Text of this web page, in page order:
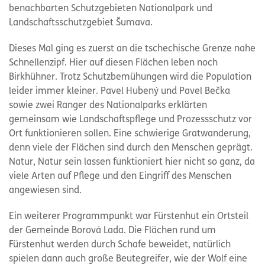
benachbarten Schutzgebieten Nationalpark und
Landschaftsschutzgebiet Šumava.
Dieses Mal ging es zuerst an die tschechische Grenze nahe
Schnellenzipf. Hier auf diesen Flächen leben noch
Birkhühner. Trotz Schutzbemühungen wird die Population
leider immer kleiner. Pavel Hubený und Pavel Bečka
sowie zwei Ranger des Nationalparks erklärten
gemeinsam wie Landschaftspflege und Prozessschutz vor
Ort funktionieren sollen. Eine schwierige Gratwanderung,
denn viele der Flächen sind durch den Menschen geprägt.
Natur, Natur sein lassen funktioniert hier nicht so ganz, da
viele Arten auf Pflege und den Eingriff des Menschen
angewiesen sind.
Ein weiterer Programmpunkt war Fürstenhut ein Ortsteil
der Gemeinde Borová Lada. Die Flächen rund um
Fürstenhut werden durch Schafe beweidet, natürlich
spielen dann auch große Beutegreifer, wie der Wolf eine